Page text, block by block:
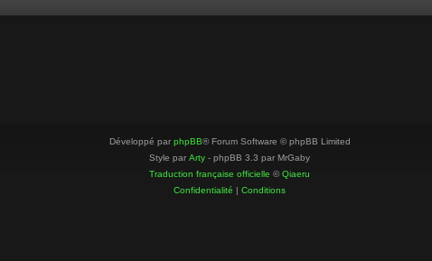
Développé par phpBB® Forum Software © phpBB Limited
Style par Arty - phpBB 3.3 par MrGaby
Traduction française officielle ©Qiaeru
Confidentialité | Conditions